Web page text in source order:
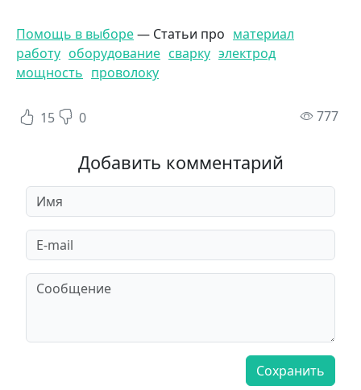
Помощь в выборе— Статьи про материал
работу оборудование сварку электрод
мощность проволоку
15 0 777
Добавить комментарий